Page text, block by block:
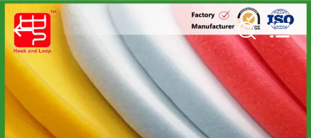
CASA.
PRODOTTI
Shenzhen
Zhongda
Co.,
Reserved.